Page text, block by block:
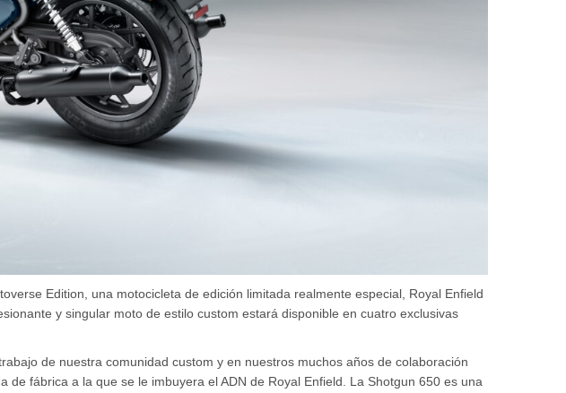
Edition, una motocicleta de edición limitada realmente especial, Royal Enfield
y singular moto de estilo custom estará disponible en cuatro exclusivas
de nuestra comunidad custom y en nuestros muchos años de colaboración
fábrica a la que se le imbuyera el ADN de Royal Enfield. La Shotgun 650 es una